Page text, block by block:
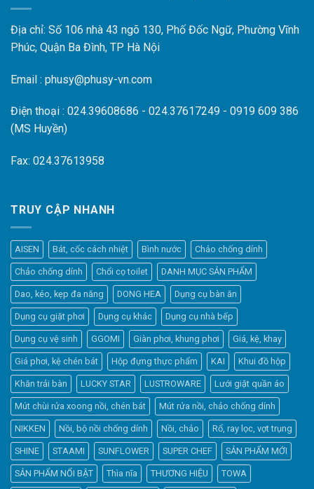
Địa chỉ: Số 106 nhà 43 ngõ 130, Phố Đốc Ngữ, Phường Vĩnh
Phúc, Quận Ba Đình, TP Hà Nội
Email : phusy@phusy-vn.com
Điện thoại : 024.39608686 - 024.37617249 - 0919 609 386
(MS Huyền)
Fax: 024.37613958
TRUY CẬP NHANH
AISEN Bát, cốc cách nhiệt Bình nước Chảo chống dính
Chảo chống dính Chổi cọ toilet DANH MỤC SẢN PHẨM
Dao, kéo, kẹp đa năng DONG HEA Dụng cụ bàn ăn
Dụng cụ giặt phơi Dụng cụ khác Dụng cụ nhà bếp
Dụng cụ vệ sinh GGOMI Giàn phơi, khung phơi Giá, kệ, khay
Giá phơi, kệ chén bát Hộp đựng thực phẩm KAI Khui đồ hộp
Khăn trải bàn LUCKY STAR LUSTROWARE Lưới giặt quần áo
Mút chùi rửa xoong nồi, chén bát Mút rửa nồi, chảo chống dính
NIKKEN Nồi, bộ nồi chống dính Nồi, chảo Rổ, ray lọc, vợt trụng
SHINE STAAMI SUNFLOWER SUPER CHEF SẢN PHẨM MỚI
SẢN PHẨM NỔI BẬT Thìa nĩa THƯƠNG HIỆU TOWA
Elfsight
Typically replies within a day